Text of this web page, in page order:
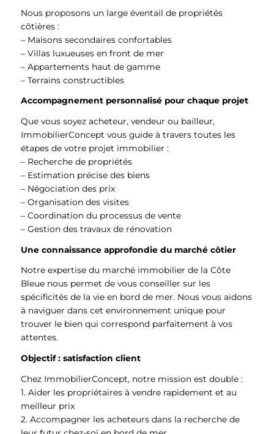
Nous proposons un large éventail de propriétés
côtières :
– Maisons secondaires confortables
– Villas luxueuses en front de mer
– Appartements haut de gamme
– Terrains constructibles
Accompagnement personnalisé pour chaque projet
Que vous soyez acheteur, vendeur ou bailleur,
ImmobilierConcept vous guide à travers toutes les
étapes de votre projet immobilier :
– Recherche de propriétés
– Estimation précise des biens
– Négociation des prix
– Organisation des visites
– Coordination du processus de vente
– Gestion des travaux de rénovation
Une connaissance approfondie du marché côtier
Notre expertise du marché immobilier de la Côte
Bleue nous permet de vous conseiller sur les
spécificités de la vie en bord de mer. Nous vous aidons
à naviguer dans cet environnement unique pour
trouver le bien qui correspond parfaitement à vos
attentes.
Objectif : satisfaction client
Chez ImmobilierConcept, notre mission est double :
1. Aider les propriétaires à vendre rapidement et au
meilleur prix
2. Accompagner les acheteurs dans la recherche de